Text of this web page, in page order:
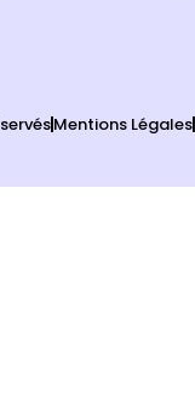
Mentions Légales